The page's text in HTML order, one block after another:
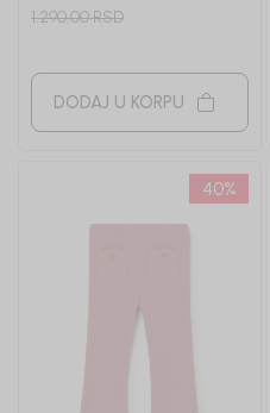
1.290,00RSD
DODAJ U KORPU
40%